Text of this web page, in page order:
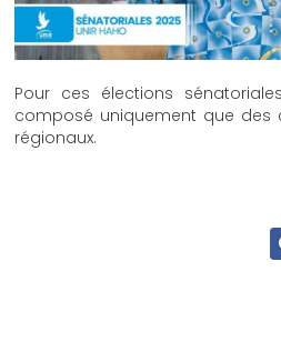
Pour ces élections
composé uniquement que des
régionaux.